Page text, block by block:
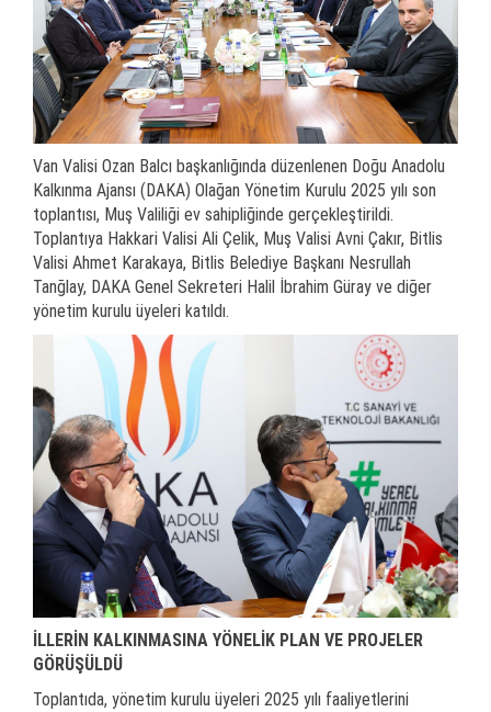
Van Valisi Ozan Balcı başkanlığında düzenlenen Doğu Anadolu
Kalkınma Ajansı (DAKA) Olağan Yönetim Kurulu 2025 yılı son
toplantısı, Muş Valiliği ev sahipliğinde gerçekleştirildi.
Toplantıya Hakkari Valisi Ali Çelik, Muş Valisi Avni Çakır, Bitlis
Valisi Ahmet Karakaya, Bitlis Belediye Başkanı Nesrullah
Tanğlay, DAKA Genel Sekreteri Halil İbrahim Güray ve diğer
yönetim kurulu üyeleri katıldı.
İLLERİN KALKINMASINA YÖNELİK PLAN VE PROJELER
GÖRÜŞÜLDÜ
Toplantıda, yönetim kurulu üyeleri 2025 yılı faaliyetlerini